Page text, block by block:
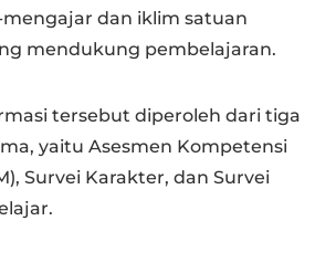
mengajar dan iklim satuan
mendukung pembelajaran.
tersebut diperoleh dari tiga
yaitu Asesmen Kompetensi
Survei Karakter, dan Survei